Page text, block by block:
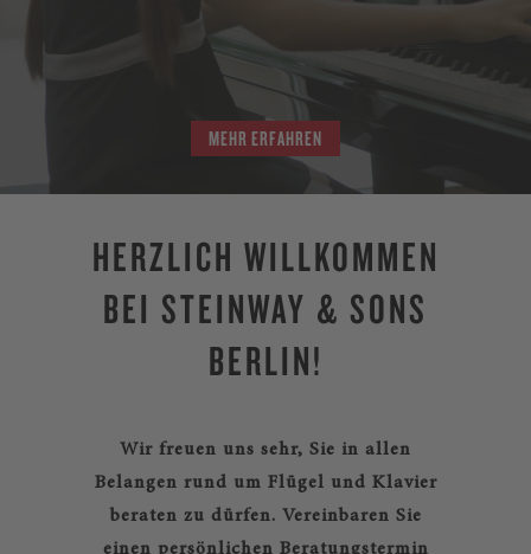
MEHR ERFAHREN
HERZLICH WILLKOMMEN
BEI STEINWAY & SONS
BERLIN!
Wir freuen uns sehr, Sie in allen
Belangen rund um Flügel und Klavier
beraten zu dürfen. Vereinbaren Sie
einen persönlichen Beratungstermin